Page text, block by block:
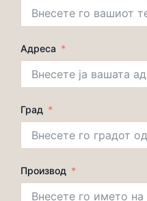
Адреса
Град
Производ